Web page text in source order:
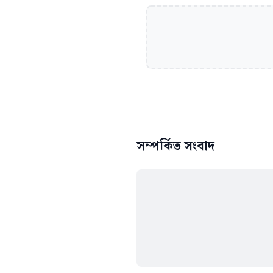
সম্পর্কিত সংবাদ